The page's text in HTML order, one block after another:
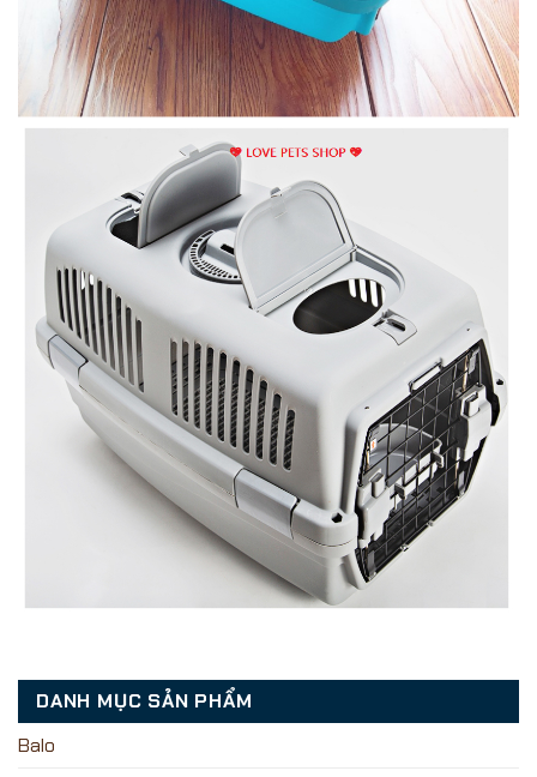
DANH MỤC SẢN PHẨM
Balo